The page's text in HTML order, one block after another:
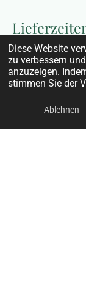
Diese Website
zu verbessern
anzuzeigen.
stimmen Sie der
Ablehnen
Die Lieferzeit
ab. In der Regel
Bestellung
Bitte beachten